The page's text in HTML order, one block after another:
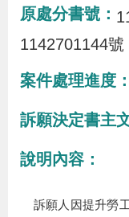
發
布
為
民
務
原處分書號
1142701144號
案件處理進度
訴願決定書主
說明內容
訴願人因提升勞